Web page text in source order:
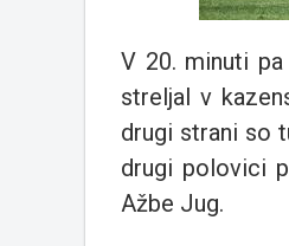
V 20. minuti
streljal v
drugi strani so
drugi polovici
Ažbe Jug.